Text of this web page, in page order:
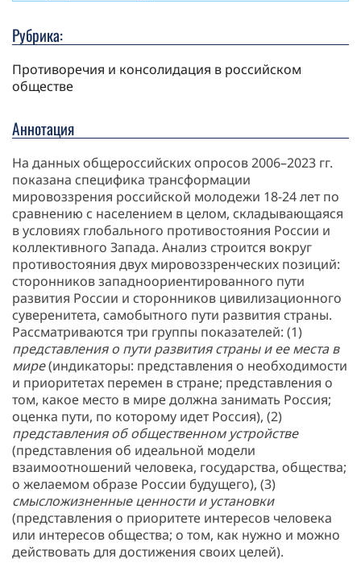
Рубрика:
Противоречия и консолидация в российском
обществе
Аннотация
На данных общероссийских опросов 2006–2023 гг.
показана специфика трансформации
мировоззрения российской молодежи 18-24 лет по
сравнению с населением в целом, складывающаяся
в условиях глобального противостояния России и
коллективного Запада. Анализ строится вокруг
противостояния двух мировоззренческих позиций:
сторонников западноориентированного пути
развития России и сторонников цивилизационного
суверенитета, самобытного пути развития страны.
Рассматриваются три группы показателей: (1)
представления о пути развития страны и ее места в
мире(индикаторы: представления о необходимости
и приоритетах перемен в стране; представления о
том, какое место в мире должна занимать Россия;
оценка пути, по которому идет Россия), (2)
представления об общественном устройстве
(представления об идеальной модели
взаимоотношений человека, государства, общества;
о желаемом образе России будущего), (3)
смысложизненные ценности и установки
(представления о приоритете интересов человека
или интересов общества; о том, как нужно и можно
действовать для достижения своих целей).